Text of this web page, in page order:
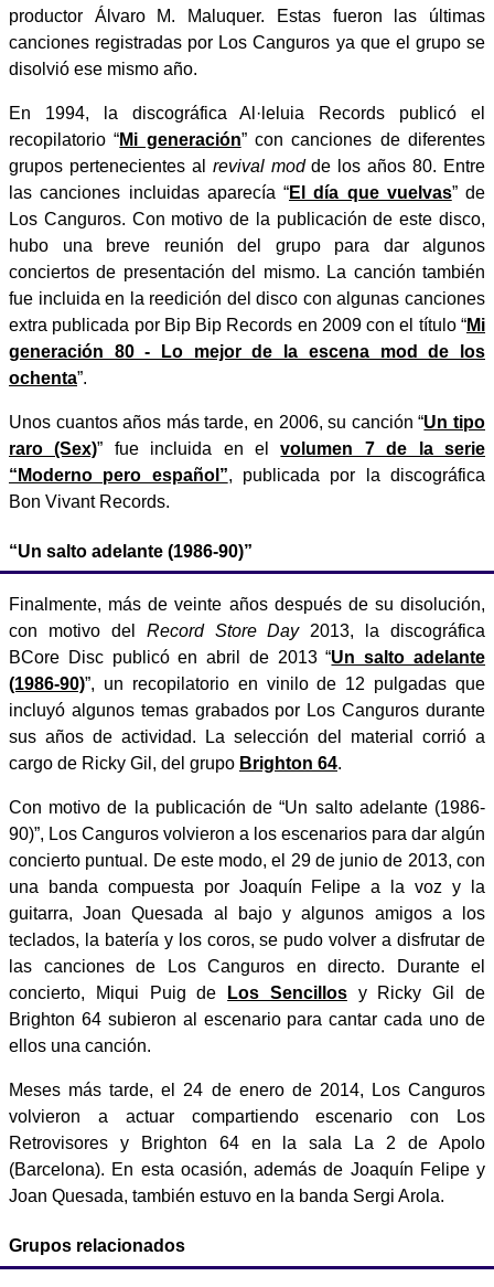
productor Álvaro M. Maluquer. Estas fueron las últimas
canciones registradas por Los Canguros ya que el grupo se
disolvió ese mismo año.
En 1994, la discográfica Al·leluia Records publicó el
recopilatorio “Mi generación” con canciones de diferentes
grupos pertenecientes al revival modde los años 80. Entre
las canciones incluidas aparecía “El día que vuelvas” de
Los Canguros. Con motivo de la publicación de este disco,
hubo una breve reunión del grupo para dar algunos
conciertos de presentación del mismo. La canción también
fue incluida en la reedición del disco con algunas canciones
extra publicada por Bip Bip Records en 2009 con el título “Mi
generación 80 - Lo mejor de la escena mod de los
ochenta”.
Unos cuantos años más tarde, en 2006, su canción “Un tipo
raro (Sex)” fue incluida en elvolumen 7 de la serie
“Moderno pero español”, publicada por la discográfica
Bon Vivant Records.
“Un salto adelante (1986-90)”
Finalmente, más de veinte años después de su disolución,
con motivo del Record Store Day2013, la discográfica
BCore Disc publicó en abril de 2013 “Un salto adelante
(1986-90)”, un recopilatorio en vinilo de 12 pulgadas que
incluyó algunos temas grabados por Los Canguros durante
sus años de actividad. La selección del material corrió a
cargo de Ricky Gil, del grupo Brighton 64.
Con motivo de la publicación de “Un salto adelante (1986-
90)”, Los Canguros volvieron a los escenarios para dar algún
concierto puntual. De este modo, el 29 de junio de 2013, con
una banda compuesta por Joaquín Felipe a la voz y la
guitarra, Joan Quesada al bajo y algunos amigos a los
teclados, la batería y los coros, se pudo volver a disfrutar de
las canciones de Los Canguros en directo. Durante el
concierto, Miqui Puig de
Los Sencillosy Ricky Gil de
Brighton 64 subieron al escenario para cantar cada uno de
ellos una canción.
Meses más tarde, el 24 de enero de 2014, Los Canguros
volvieron a actuar compartiendo escenario con Los
Retrovisores y Brighton 64 en la sala La 2 de Apolo
(Barcelona). En esta ocasión, además de Joaquín Felipe y
Joan Quesada, también estuvo en la banda Sergi Arola.
Grupos relacionados